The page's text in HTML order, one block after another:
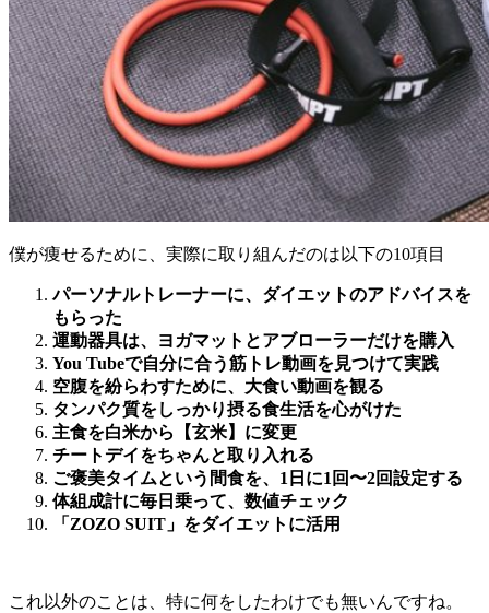
僕が痩せるために、実際に取り組んだのは以下の10項目
パーソナルトレーナーに、ダイエットのアドバイスを
もらった
運動器具は、ヨガマットとアブローラーだけを購入
You Tubeで自分に合う筋トレ動画を見つけて実践
空腹を紛らわすために、大食い動画を観る
タンパク質をしっかり摂る食生活を心がけた
主食を白米から【玄米】に変更
チートデイをちゃんと取り入れる
ご褒美タイムという間食を、1日に1回〜2回設定する
体組成計に毎日乗って、数値チェック
「ZOZO SUIT」をダイエットに活用
これ以外のことは、特に何をしたわけでも無いんですね。